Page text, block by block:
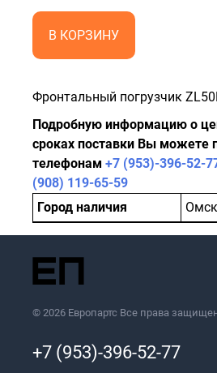
В КОРЗИНУ
Фронтальный погрузчик
Подробную информацию о
сроках поставки Вы можете
телефонам +7 (953)-396-52-
(908) 119-65-59
Город наличия
Омск
© 2026 Европартс Все права
+7 (953)-396-52-77